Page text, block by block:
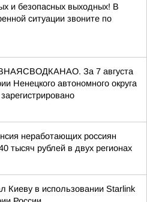
и безопасных выходных! В
ситуации звоните по
За 7 августа
Ненецкого автономного округа
неработающих россиян
тысяч рублей в двух регионах
Киеву в использовании Starlink